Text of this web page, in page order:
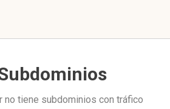
no tiene subdominios con tráfico